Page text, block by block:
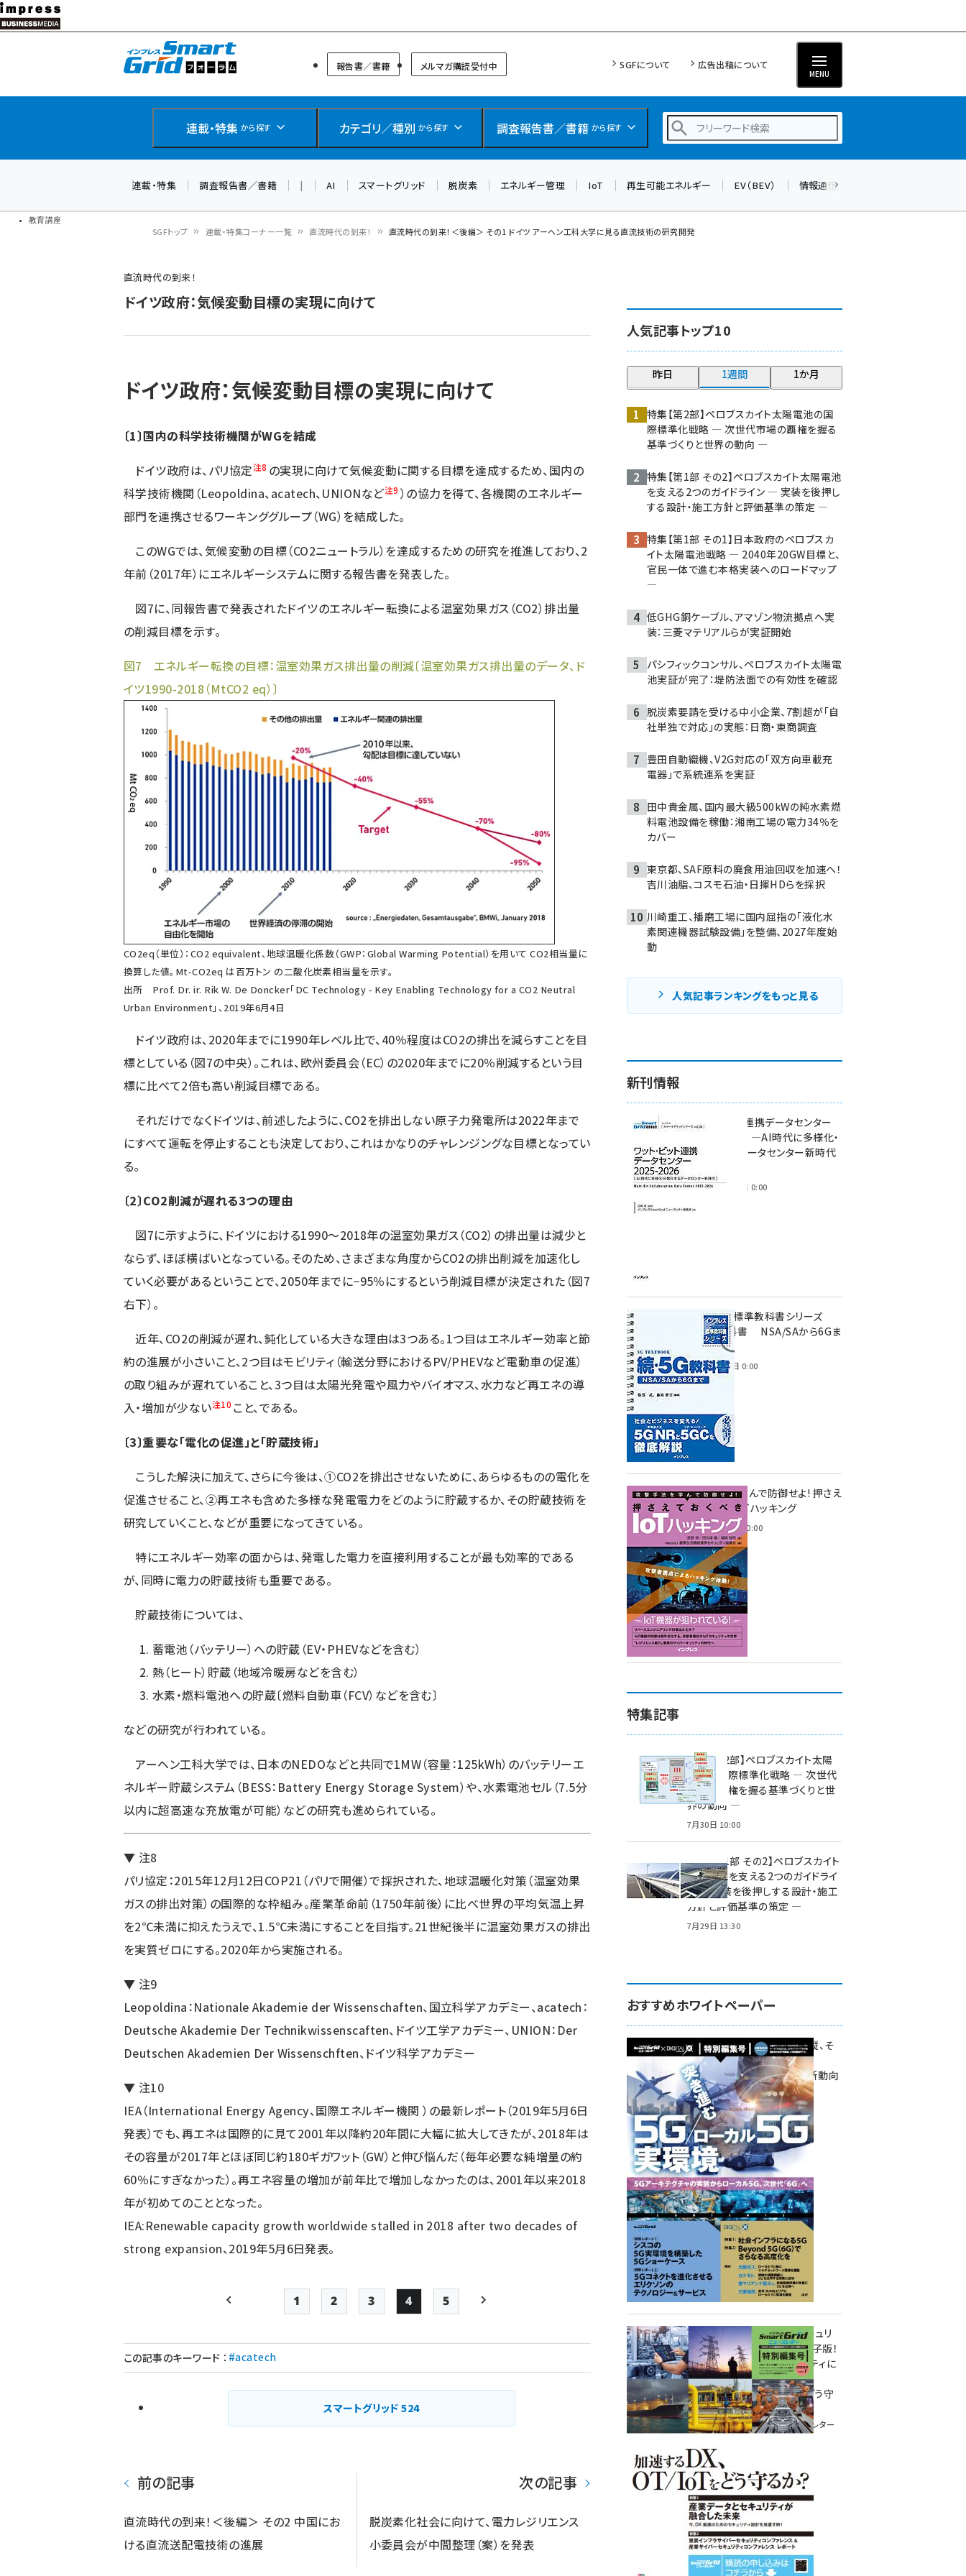
メ
イ
教育講座
スマートグリッドフォーラム
報告書／書籍 メルマガ購読受付中 SGFについて 広告出稿について
MENU
連載・特集 から探す カテゴリ／種別 から探す 調査報告書／書籍 から探す
ngn (265)
大串 (211)
aitras (177)
タンデム (141)
連載・特集 調査報告書／書籍 | AI スマートグリッド 脱炭素 エネルギー管理 IoT 再生可能エネルギー EV（BEV） 情報通信（ICT）
ン
く
ず
SGFトップ 連載・特集コーナー一覧 直流時代の到来！ 直流時代の到来！＜後編＞ その1 ドイツ アーヘン工科大学に見る直流技術の研究開発
直流時代の到来！
ドイツ政府：気候変動目標の実現に向けて
ドイツ政府：気候変動目標の実現に向けて
〔1〕国内の科学技術機関がWGを結成
ドイツ政府は、パリ協定注8 の実現に向けて気候変動に関する目標を達成するため、国内の
科学技術機関（Leopoldina、acatech、UNIONなど注9 ）の協力を得て、各機関のエネルギー
部門を連携させるワーキンググループ（WG）を結成した。
このWGでは、気候変動の目標（CO2ニュートラル）を達成するための研究を推進しており、2
年前（2017年）にエネルギーシステムに関する報告書を発表した。
図7に、同報告書で発表されたドイツのエネルギー転換による温室効果ガス（CO2）排出量
の削減目標を示す。
図7 エネルギー転換の目標：温室効果ガス排出量の削減〔温室効果ガス排出量のデータ、ド
イツ1990-2018（MtCO2 eq）〕
CO2eq（単位）：CO2 equivalent、地球温暖化係数（GWP：Global Warming Potential）を用いて CO2相当量に
換算した値。Mt-CO2eq は百万トン の二酸化炭素相当量を示す。
出所 Prof. Dr. ir. Rik W. De Doncker「DC Technology - Key Enabling Technology for a CO2 Neutral
Urban Environment」、2019年6月4日
ドイツ政府は、2020年までに1990年レベル比で、40％程度はCO2の排出を減らすことを目
標としている（図7の中央）。これは、欧州委員会（EC）の2020年までに20％削減するという目
標に比べて2倍も高い削減目標である。
それだけでなくドイツは、前述したように、CO2を排出しない原子力発電所は2022年まで
にすべて運転を停止することも決定しており、これはかなりのチャレンジングな目標となってい
る。
〔2〕CO2削減が遅れる3つの理由
図7に示すように、ドイツにおける1990〜2018年の温室効果ガス（CO2）の排出量は減少と
ならず、ほぼ横ばいとなっている。そのため、さまざまな角度からCO2の排出削減を加速化し
ていく必要があるということで、2050年までに−95％にするという削減目標が決定された（図7
右下）。
近年、CO2の削減が遅れ、鈍化している大きな理由は3つある。1つ目はエネルギー効率と節
約の進展が小さいこと、2つ目はモビリティ（輸送分野におけるPV/PHEVなど電動車の促進）
の取り組みが遅れていること、3つ目は太陽光発電や風力やバイオマス、水力など再エネの導
入・増加が少ない注10 こと、である。
〔3〕重要な「電化の促進」と「貯蔵技術」
こうした解決に加えて、さらに今後は、①CO2を排出させないために、あらゆるものの電化を
促進させること、②再エネも含めた多様な発電電力をどのように貯蔵するか、その貯蔵技術を
研究していくこと、などが重要になってきている。
特にエネルギー効率の面からは、発電した電力を直接利用することが最も効率的である
が、同時に電力の貯蔵技術も重要である。
貯蔵技術については、
蓄電池（バッテリー）への貯蔵（EV・PHEVなどを含む）
熱（ヒート）貯蔵（地域冷暖房などを含む）
水素・燃料電池への貯蔵〔燃料自動車（FCV）などを含む〕
などの研究が行われている。
アーヘン工科大学では、日本のNEDOなどと共同で1MW（容量：125kWh）のバッテリーエ
ネルギー貯蔵システム（BESS：Battery Energy Storage System）や、水素電池セル（7.5分
以内に超高速な充放電が可能）などの研究も進められている。
▼ 注8
パリ協定：2015年12月12日COP21（パリで開催）で採択された、地球温暖化対策（温室効果
ガスの排出対策）の国際的な枠組み。産業革命前（1750年前後）に比べ世界の平均気温上昇
を2℃未満に抑えたうえで、1.5℃未満にすることを目指す。21世紀後半に温室効果ガスの排出
を実質ゼロにする。2020年から実施される。
▼ 注9
Leopoldina：Nationale Akademie der Wissenschaften、国立科学アカデミー、acatech：
Deutsche Akademie Der Technikwissenscaften、ドイツ工学アカデミー、UNION：Der
Deutschen Akademien Der Wissenschften、ドイツ科学アカデミー
▼ 注10
IEA（International Energy Agency、国際エネルギー機関 ）の最新レポート（2019年5月6日
発表）でも、再エネは国際的に見て2001年以降約20年間に大幅に拡大してきたが、2018年は
その容量が2017年とほぼ同じ約180ギガワット（GW）と伸び悩んだ（毎年必要な純増量の約
60％にすぎなかった）。再エネ容量の増加が前年比で増加しなかったのは、2001年以来2018
年が初めてのこととなった。
IEA:Renewable capacity growth worldwide stalled in 2018 after two decades of
strong expansion、2019年5月6日発表。
ペー
送
り
Page
1
Page
2
Page
3
Page
4
Page
5
この記事のキーワード ： #acatech
スマートグリッド524
前の記事
直流時代の到来！＜後編＞ その2 中国にお
ける直流送配電技術の進展
次の記事
脱炭素化社会に向けて、電力レジリエンス
小委員会が中間整理（案）を発表
人気記事トップ10
昨日 1週間 1か月
特集【第2部】ペロブスカイト太陽電池の国
際標準化戦略 ― 次世代市場の覇権を握る
基準づくりと世界の動向 ―
特集【第1部 その2】ペロブスカイト太陽電池
を支える2つのガイドライン ― 実装を後押し
する設計・施工方針と評価基準の策定 ―
特集【第1部 その1】日本政府のペロブスカ
イト太陽電池戦略 ― 2040年20GW目標と、
官民一体で進む本格実装へのロードマップ
―
低GHG銅ケーブル、アマゾン物流拠点へ実
装：三菱マテリアルらが実証開始
パシフィックコンサル、ペロブスカイト太陽電
池実証が完了：堤防法面での有効性を確認
脱炭素要請を受ける中小企業、7割超が「自
社単独で対応」の実態：日商・東商調査
豊田自動織機、V2G対応の「双方向車載充
電器」で系統連系を実証
田中貴金属、国内最大級500kWの純水素燃
料電池設備を稼働：湘南工場の電力34％を
カバー
東京都、SAF原料の廃食用油回収を加速へ！
吉川油脂、コスモ石油・日揮HDらを採択
川崎重工、播磨工場に国内屈指の「液化水
素関連機器試験設備」を整備、2027年度始
動
人気記事ランキングをもっと見る
新刊情報
ワット・ビット連携データセンター
2025-2026 ―AI時代に多様化・
分散化するデータセンター新時代
2025年11月28日 0:00
インプレス標準教科書シリーズ
続・5G教科書 NSA/SAから6Gま
2023年4月3日 0:00
攻撃手法を学んで防御せよ! 押さえ
ておくべきIoTハッキング
2022年6月14日 0:00
特集記事
特集【第2部】ペロブスカイト太陽
電池の国際標準化戦略 ― 次世代
市場の覇権を握る基準づくりと世
界の動向 ―
7月30日 10:00
特集【第1部 その2】ペロブスカイト
太陽電池を支える2つのガイドライ
ン ― 実装を後押しする設計・施工
方針と評価基準の策定 ―
7月29日 13:30
おすすめホワイトペーパー
環境対策、建機の遠隔操縦、そ
して医療。
次世代通信規格「5G」最新動向
をこの1冊で学ぶ
SmartGrid ニューズレター ×
DIGITAL X 特別編集号 2022
Summer
重要インフラサイバーセキュリ
ティコンファレンス特別電子版！
― 産業サイバーセキュリティに
関わる全ての方へ！ ―
加速するDX、OT/IoTをどう守
るか？
インプレス SmartGridニューズレター